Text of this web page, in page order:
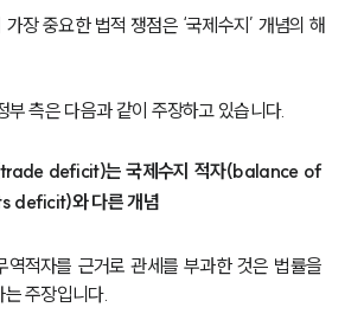
장 중요한 법적 쟁점은 ‘국제수지’ 개념의 해
부 측은 다음과 같이 주장하고 있습니다.
deficit)는 국제수지 적자(balance of
deficit)와 다른 개념
역적자를 근거로 관세를 부과한 것은 법률을
주장입니다.